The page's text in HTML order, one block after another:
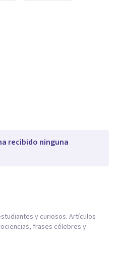
recibido ninguna
y curiosos. Artículos
frases célebres y